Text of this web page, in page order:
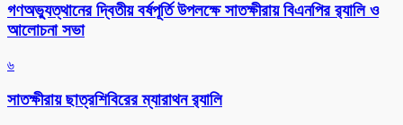
গণঅভ্যুত্থানের দ্বিতীয় বর্ষপূর্তি উপলক্ষে সাতক্ষীরায় বিএনপির র‌্যালি ও
আলোচনা সভা
৬
সাতক্ষীরায় ছাত্রশিবিরের ম্যারাথন র‌্যালি